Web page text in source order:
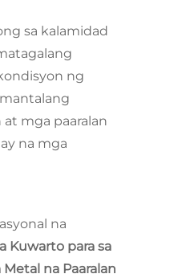
sa kalamidad
ng
mga paaralan
na mga
na
Kuwarto para sa
na Paaralan